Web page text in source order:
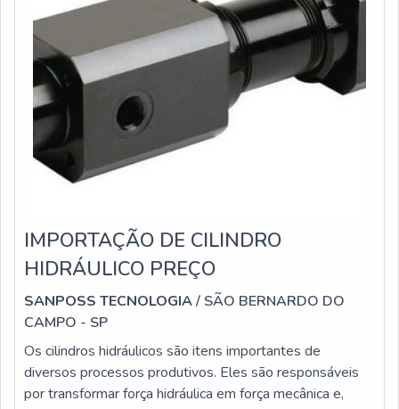
IMPORTAÇÃO DE CILINDRO
HIDRÁULICO PREÇO
SANPOSS TECNOLOGIA/ SÃO BERNARDO DO
CAMPO - SP
Os cilindros hidráulicos são itens importantes de
diversos processos produtivos. Eles são responsáveis
por transformar força hidráulica em força mecânica e,